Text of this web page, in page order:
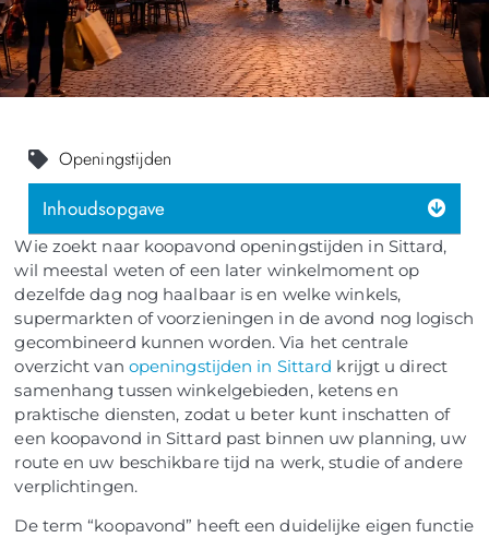
Wie zoekt naar koopavond openingstijden in Sittard,
wil meestal weten of een later winkelmoment op
dezelfde dag nog haalbaar is en welke winkels,
supermarkten of voorzieningen in de avond nog logisch
gecombineerd kunnen worden. Via het centrale
overzicht van openingstijden in Sittard krijgt u direct
samenhang tussen winkelgebieden, ketens en
praktische diensten, zodat u beter kunt inschatten of
een koopavond in Sittard past binnen uw planning, uw
route en uw beschikbare tijd na werk, studie of andere
verplichtingen.
De term “koopavond” heeft een duidelijke eigen functie
Openingstijden
Inhoudsopgave